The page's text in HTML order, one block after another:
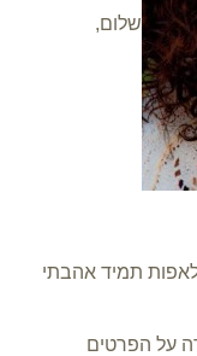
שלום,
תמיד אהבתי
על הפרטים